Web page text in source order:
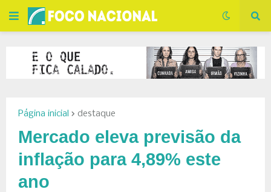
Página inicial destaque
Mercado eleva previsão da
inflação para 4,89% este
ano